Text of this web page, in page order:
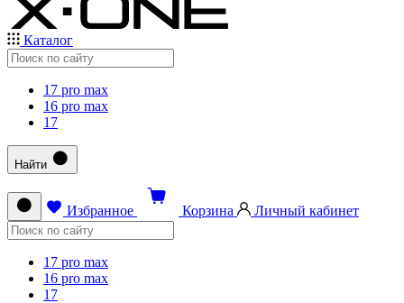
Каталог
17 pro max
16 pro max
17
Найти
Избранное Корзина Личный кабинет
17 pro max
16 pro max
17